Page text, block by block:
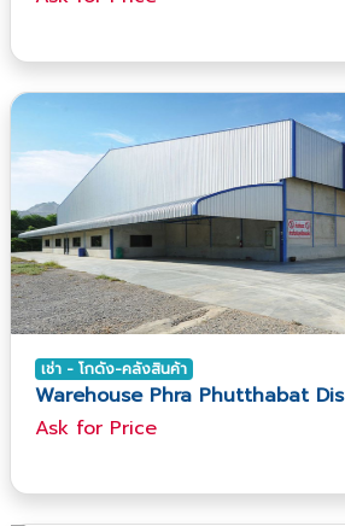
เช่า - โกดัง-คลังสินค้า
Warehouse Phra Phutthabat
Ask​ for​ Price